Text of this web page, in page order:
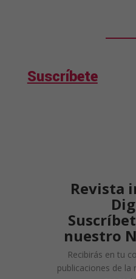
Suscríbete
Revista
nuestro
Recibirás en tu
publicaciones de la